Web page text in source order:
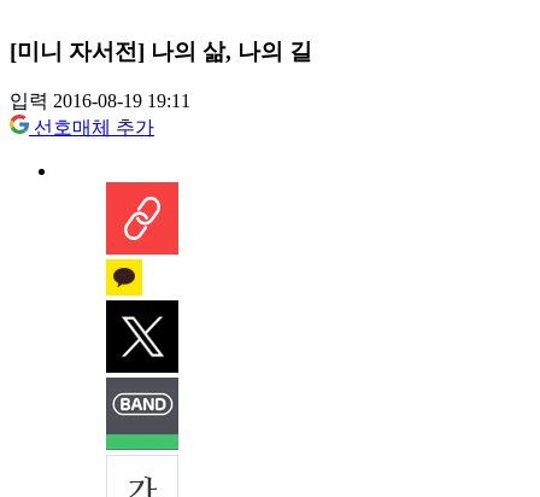
[미니 자서전] 나의 삶, 나의 길
입력 2016-08-19 19:11
선호매체 추가